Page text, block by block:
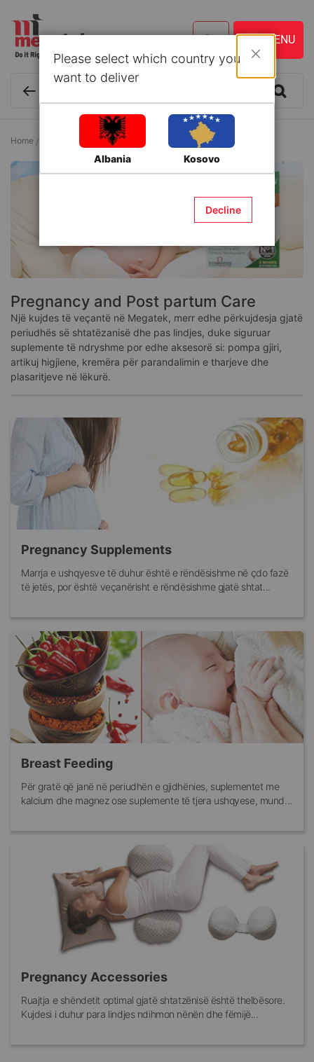
Home Pregnancy and Post partum Care
Pregnancy and Post partum Care
Një kujdes të veçantë në Megatek, merr edhe përkujdesja gjatë
periudhës së shtatëzanisë dhe pas lindjes, duke siguruar
suplemente të ndryshme por edhe aksesorë si: pompa gjiri,
artikuj higjiene, kremëra për parandalimin e tharjeve dhe
plasaritjeve në lëkurë.
Pregnancy Supplements
Marrja e ushqyesve të duhur është e rëndësishme në çdo fazë
të jetës, por është veçanërisht e rëndësishme gjatë shtat...
Breast Feeding
Për gratë që janë në periudhën e gjidhënies, suplementet me
kalcium dhe magnez ose suplemente të tjera ushqyese, mund...
Pregnancy Accessories
Ruajtja e shëndetit optimal gjatë shtatzënisë është thelbësore.
Kujdesi i duhur para lindjes ndihmon nënën dhe fëmijë...
Please select which country you
want to deliver
Albania Kosovo
Decline